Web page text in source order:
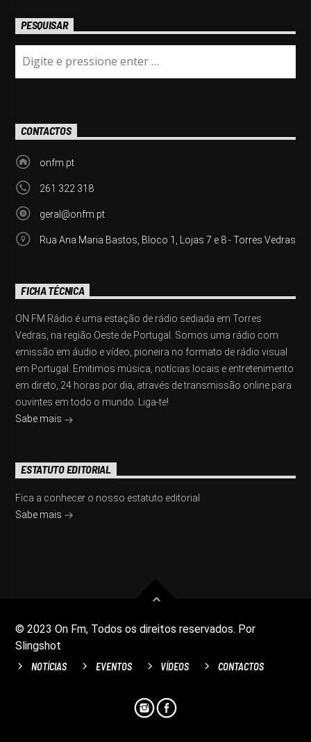
PESQUISAR
CONTACTOS
onfm.pt
261 322 318
geral@onfm.pt
Rua Ana Maria Bastos, Bloco 1, Lojas 7 e 8 - Torres Vedras
FICHA TÉCNICA
ON FM Rádio é uma estação de rádio sediada em Torres
Vedras, na região Oeste de Portugal. Somos uma rádio com
emissão em áudio e vídeo, pioneira no formato de rádio visual
em Portugal. Emitimos música, notícias locais e entretenimento
em direto, 24 horas por dia, através de transmissão online para
ouvintes em todo o mundo. Liga-te!
Sabe mais
ESTATUTO EDITORIAL
Fica a conhecer o nosso estatuto editorial
Sabe mais
© 2023 On Fm, Todos os direitos reservados. Por
Slingshot
NOTÍCIAS EVENTOS VÍDEOS CONTACTOS